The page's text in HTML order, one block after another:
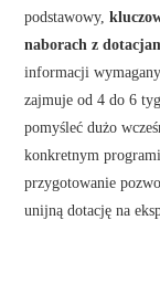
podstawowy,
naborach z
informacji
zajmuje od 4 do 6
pomyśleć dużo
konkretnym
przygotowanie
unijną dotację na